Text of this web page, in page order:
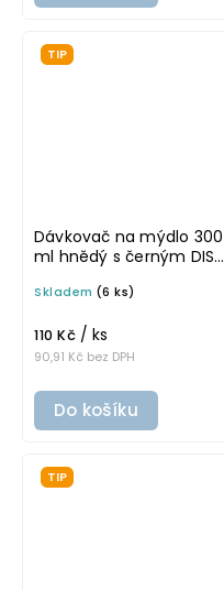
TIP
Dávkovač na mýdlo 300
ml hnědý s černým DISC
Skladem (6 ks)
90,91 Kč bez DPH
110 Kč / ks
Do košíku
TIP